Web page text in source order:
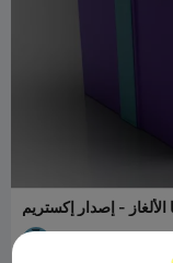
- إصدار إكستريم